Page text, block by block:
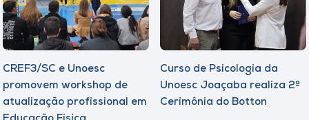
CREF3/SC e Unoesc
promovem workshop de
atualização profissional em
Curso de Psicologia da
Unoesc Joaçaba realiza 2ª
Cerimônia do Botton